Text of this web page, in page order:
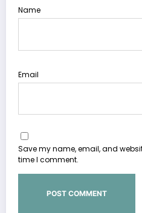
Name
Email
Save my name, email, and
time I comment.